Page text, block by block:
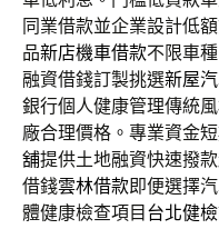
同業借款並企業設計低
品新店機車借款不限車
融資借錢訂製挑選新屋
銀行個人健康管理傳統
廠合理價格。專業資金
舖提供土地融資快速撥
借錢雲林借款即便選擇
體健康檢查項目 台北健檢